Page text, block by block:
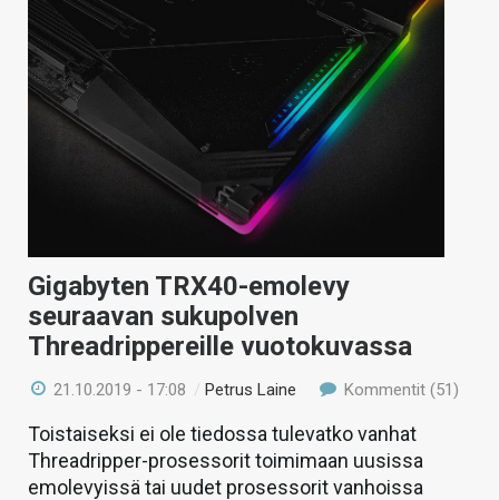
Gigabyten TRX40-emolevy
seuraavan sukupolven
Threadrippereille vuotokuvassa
21.10.2019 - 17:08 /Petrus Laine Kommentit (51)
Toistaiseksi ei ole tiedossa tulevatko vanhat
Threadripper-prosessorit toimimaan uusissa
emolevyissä tai uudet prosessorit vanhoissa